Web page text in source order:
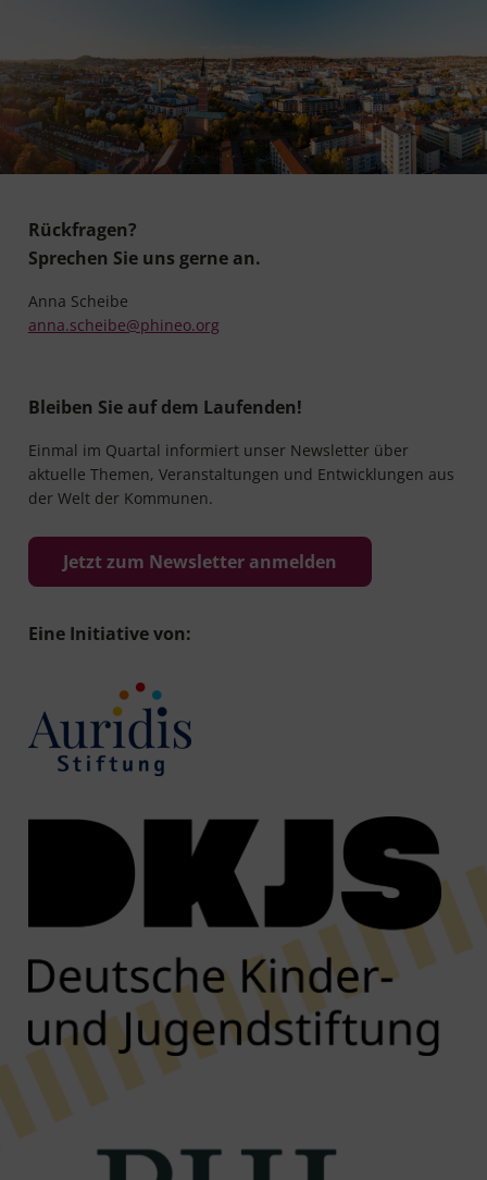
Rückfragen?
Sprechen Sie uns gerne an.
Anna Scheibe
anna.scheibe@phineo.org
Bleiben Sie auf dem Laufenden!
Einmal im Quartal informiert unser Newsletter über
aktuelle Themen, Veranstaltungen und Entwicklungen aus
der Welt der Kommunen.
Jetzt zum Newsletter anmelden
Eine Initiative von: